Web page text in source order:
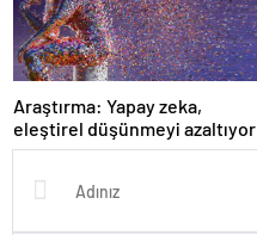
Araştırma: Yapay zeka,
eleştirel düşünmeyi azaltıyor